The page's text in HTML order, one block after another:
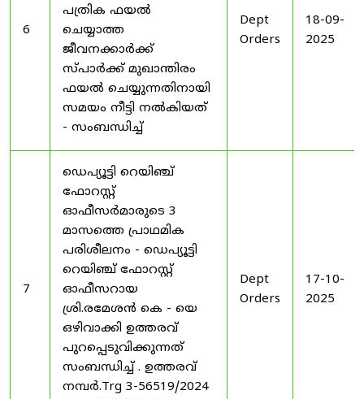
6
പത്രിക ഫയൽ
ചെയ്യാത്ത
ജീവനക്കാർക്ക്
സ്പാർക്ക് മുഖാന്തിരം
ഫയൽ ചെയ്യുന്നതിനായി
സമയം നീട്ടി നൽകിയത്
- സംബന്ധിച്ച്
Dept
Orders
18-09-
2025
7
ഡെപ്യൂട്ടി റെയിഞ്ച്
ഫോറസ്റ്റ്
ഓഫീസർമാരുടെ 3
മാസത്തെ പ്രാഥമിക
പരിശീലനം - ഡെപ്യൂട്ടി
റെയിഞ്ച് ഫോറസ്റ്റ്
ഓഫീസറായ
ശ്രി.രമേശൻ കെ - യെ
ഒഴിവാക്കി ഉത്തരവ്
പുറപ്പെടുവിക്കുന്നത്
സംബന്ധിച്ച് . ഉത്തരവ്
നമ്പർ.Trg 3-56519/2024
Dept
Orders
17-10-
2025